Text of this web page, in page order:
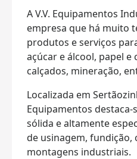
A V.V. Equipamentos
empresa que há muito
produtos e serviços
açúcar e álcool, papel e
calçados, mineração,
Localizada em
Equipamentos
sólida e altamente
de usinagem, fundição,
montagens industriais.